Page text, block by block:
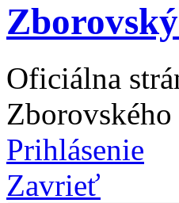
Oficiálna
Zborovského
Prihlásenie
Zavrieť